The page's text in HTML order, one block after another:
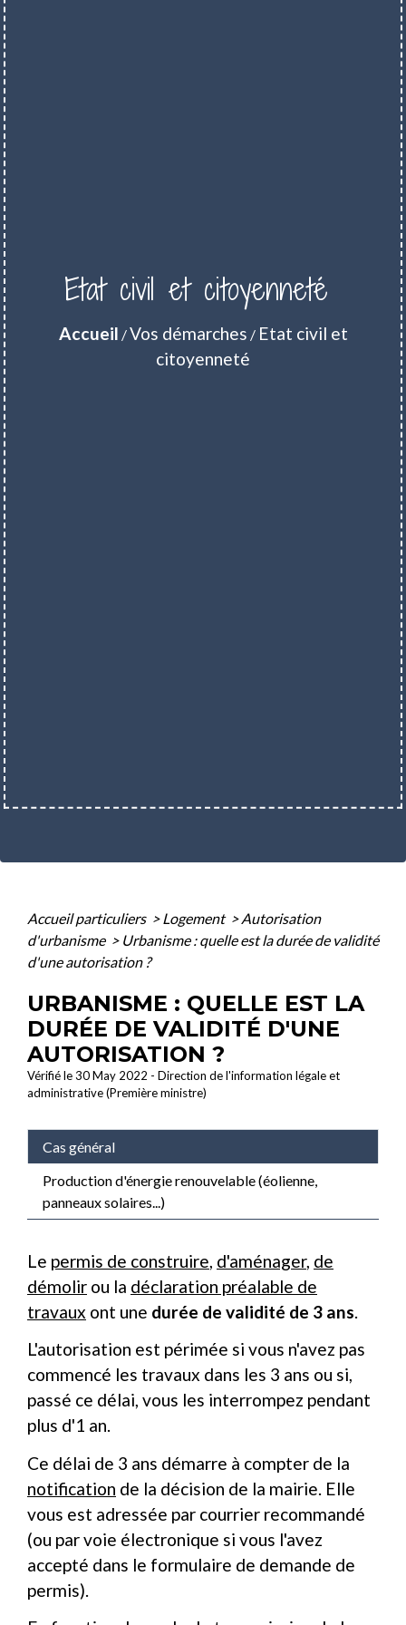
Etat civil et citoyenneté
Accueil /Vos démarches / Etat civil et
citoyenneté
Accueil particuliers > Logement > Autorisation
d'urbanisme > Urbanisme : quelle est la durée de validité
d'une autorisation ?
URBANISME : QUELLE EST LA
DURÉE DE VALIDITÉ D'UNE
AUTORISATION ?
Vérifié le 30 May 2022 - Direction de l'information légale et
administrative (Première ministre)
Cas général
Production d'énergie renouvelable (éolienne,
panneaux solaires...)
Le permis de construire, d'aménager, de
démolir ou la déclaration préalable de
travaux ont une durée de validité de 3 ans.
L'autorisation est périmée si vous n'avez pas
commencé les travaux dans les 3 ans ou si,
passé ce délai, vous les interrompez pendant
plus d'1 an.
Ce délai de 3 ans démarre à compter de la
notification de la décision de la mairie. Elle
vous est adressée par courrier recommandé
(ou par voie électronique si vous l'avez
accepté dans le formulaire de demande de
permis).